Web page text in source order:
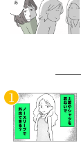
出典:beautyまとめ